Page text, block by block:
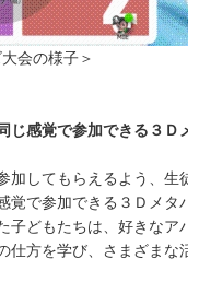
会の様子＞
じ感覚で参加できる３Ｄメ
してもらえるよう、生徒
覚で参加できる３Ｄメタバ
子どもたちは、好きなアバ
仕方を学び、さまざまな活